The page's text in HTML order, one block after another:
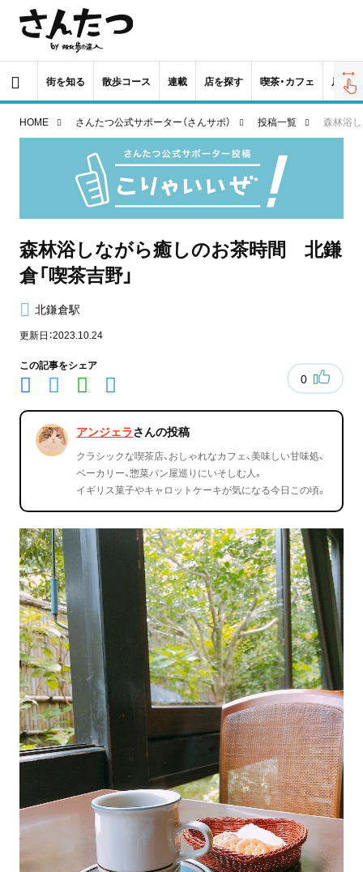
街を知る 散歩コース 連載 店を探す 喫茶・カフェ 居酒屋
HOME さんたつ公式サポーター（さんサポ） 投稿一覧 森林浴
森林浴しながら癒しのお茶時間 北鎌
倉「喫茶吉野」
北鎌倉駅
更新日：2023.10.24
この記事をシェア
0
アンジェラさんの投稿
クラシックな喫茶店、おしゃれなカフェ、美味しい甘味処、
ベーカリー、惣菜パン屋巡りにいそしむ人。
イギリス菓子やキャロットケーキが気になる今日この頃。